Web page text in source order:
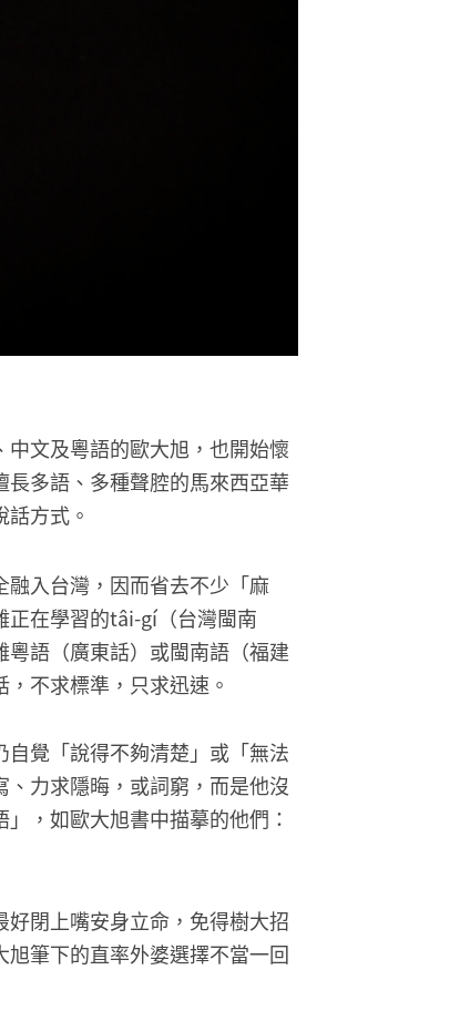
文及粵語的歐大旭，也開始懷
多語、多種聲腔的馬來西亞華
方式。
入台灣，因而省去不少「麻
正在學習的tâi-gí（台灣閩南
語（廣東話）或閩南語（福建
不求標準，只求迅速。
覺「說得不夠清楚」或「無法
力求隱晦，或詞窮，而是他沒
，如歐大旭書中描摹的他們：
閉上嘴安身立命，免得樹大招
筆下的直率外婆選擇不當一回